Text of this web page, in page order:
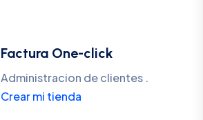
Factura One-click
Administracion de clientes .
Crear mi tienda